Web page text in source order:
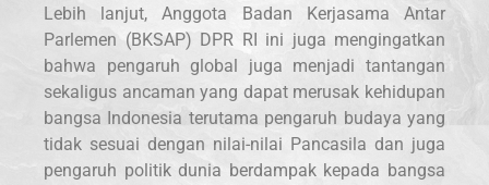
Lebih lanjut, Anggota Badan Kerjasama Antar
Parlemen (BKSAP) DPR RI ini juga mengingatkan
bahwa pengaruh global juga menjadi tantangan
sekaligus ancaman yang dapat merusak kehidupan
bangsa Indonesia terutama pengaruh budaya yang
tidak sesuai dengan nilai-nilai Pancasila dan juga
pengaruh politik dunia berdampak kepada bangsa